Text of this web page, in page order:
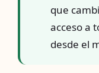
que
acceso a
desde el